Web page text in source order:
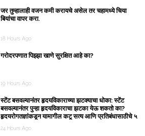
जर तुम्हालाही वजन कमी करायचे असेल तर चहामध्ये चिया
बियांचा वापर करा.
18 Hours Ago
गरोदरपणात पिझ्झा खाणे सुरक्षित आहे का?
19 Hours Ago
स्टेंट बसवल्यानंतर हृदयविकाराच्या झटक्याचा धोका: स्टेंट
बसवल्यानंतर पुन्हा हृदयविकाराचा झटका येऊ शकतो का?
हृदयरोगतज्ञांकडून यामागील कटू सत्य आणि प्रतिबंधासाठीचे ५
महत्त्वाचे नियम जाणून घ्या.
24 Hours Ago